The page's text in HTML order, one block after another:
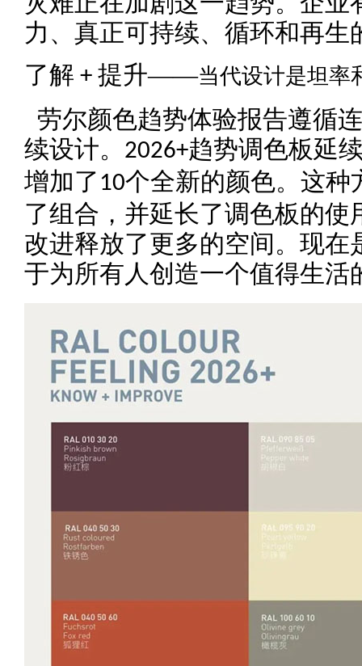
力、真正可持续、循环和再生
了解 + 提升——当代设计是坦率
劳尔颜色趋势体验报告遵循
续设计。 2026+趋势调色板延
增加了10个全新的颜色。这种
了组合，并延长了调色板的使
改进释放了更多的空间。现在
于为所有人创造一个值得生活